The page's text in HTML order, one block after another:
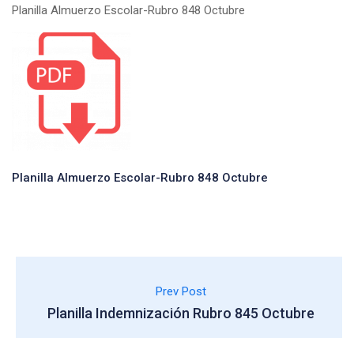
Planilla Almuerzo Escolar-Rubro 848 Octubre
Planilla Almuerzo Escolar-Rubro 848 Octubre
Prev Post
Planilla Indemnización Rubro 845 Octubre